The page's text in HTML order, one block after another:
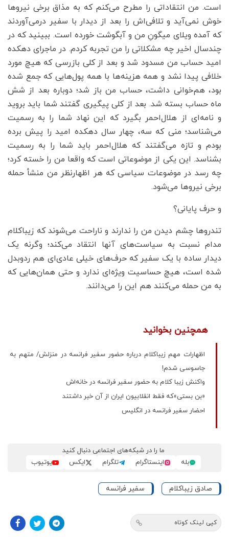
است. من انتقاداتی را مطرح می‌کنم که به مذاق برخی نیروها
خوش نمی‌آید و تلافی‌اش را بعد از دیدار با سفیر درمی‌آوردند
که آمده ویلای میگونِ من و آبگوشت خورده است. ببینید که در
چندسال اخیر چه مشکلاتی را من تجربه کردم. در ماجرای دهکده
امید حساب من مسدود شد و بعد از کلی بازرسی که هیچ مورد
خلافی پیدا نشد و همه هزینه‌ها با همه پول‌هایی که جمع شده
بود، هم‌خوانی داشت، حساب من باز شد؛ دوباره بعد از شش
ماه حساب بسته شد. بعد از کلی پیگیری گفتند شما باید بروید
و نامه‌ای از هلال‌احمر بگیرد که این نهاد شما را به رسمیت
می‌شناسد؛ منی که سه‌، چهار سال دهکده امید را پیش برده
بودم و تازه می‌گفتند که هلال‌‌احمر باید شما را به رسمیت
بشناسد. این یکی از موضوعاتی است که واقعا من را خسته کرد؛
چه رسد در موضوعات سیاسی که هر اظهار‌نظر من منشأ حمله
برخی نیروها می‌شود.
‌و حرف پایانی؟
تندروها چشم دیدن من را ندارند و ناراحت می‌شوند که زیباکلام
مدام نسبت به سیاست‌های آنها انتقاد می‌کند؛ وگرنه یک
دیدار ساده با یک سفیر که حرف‌های خیلی عادی‌ای هم ردوبدل
شده‌ است، هیچ حساسیت ویژه‌ای ندارد و حتی همان‌هایی که
به من حمله می‌کنند هم این را می‌دانند.
همچنین بخوانید
اظهارات مهم زیباکلام درباره حضور سفیر فرانسه در منزلش/ متهم به
جاسوسی شدم!
واکنش زیبا کلام به حضور سفیر فرانسه در خانه‌اش
«بن بستی»که فقط انقلابیون ایران از آن خبر داشتند
احضار سفیر فرانسه در انگلیس
ما را در شبکه‌های اجتماعی دنبال کنید
بله
اینستاگرام تلگرام ایکس یوتیوب
صادق زیباکلام سفیر فرانسه
کپی لینک کوتاه